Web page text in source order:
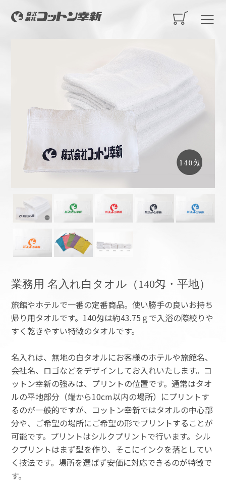
業務用 名入れ白タオル（140匁・平地）
旅館やホテルで一番の定番商品。使い勝手の良いお持ち
帰り用タオルです。140匁は約43.75ｇで入浴の際絞りや
すく乾きやすい特徴のタオルです。
名入れは、無地の白タオルにお客様のホテルや旅館名、
会社名、ロゴなどをデザインしてお入れいたします。コ
ットン幸新の強みは、プリントの位置です。通常はタオ
ルの平地部分（端から10cm以内の場所）にプリントす
るのが一般的ですが、コットン幸新ではタオルの中心部
分や、ご希望の場所にご希望の形でプリントすることが
可能です。プリントはシルクプリントで行います。シル
クプリントはまず型を作り、そこにインクを落としてい
く技法です。場所を選ばず安価に対応できるのが特徴で
す。